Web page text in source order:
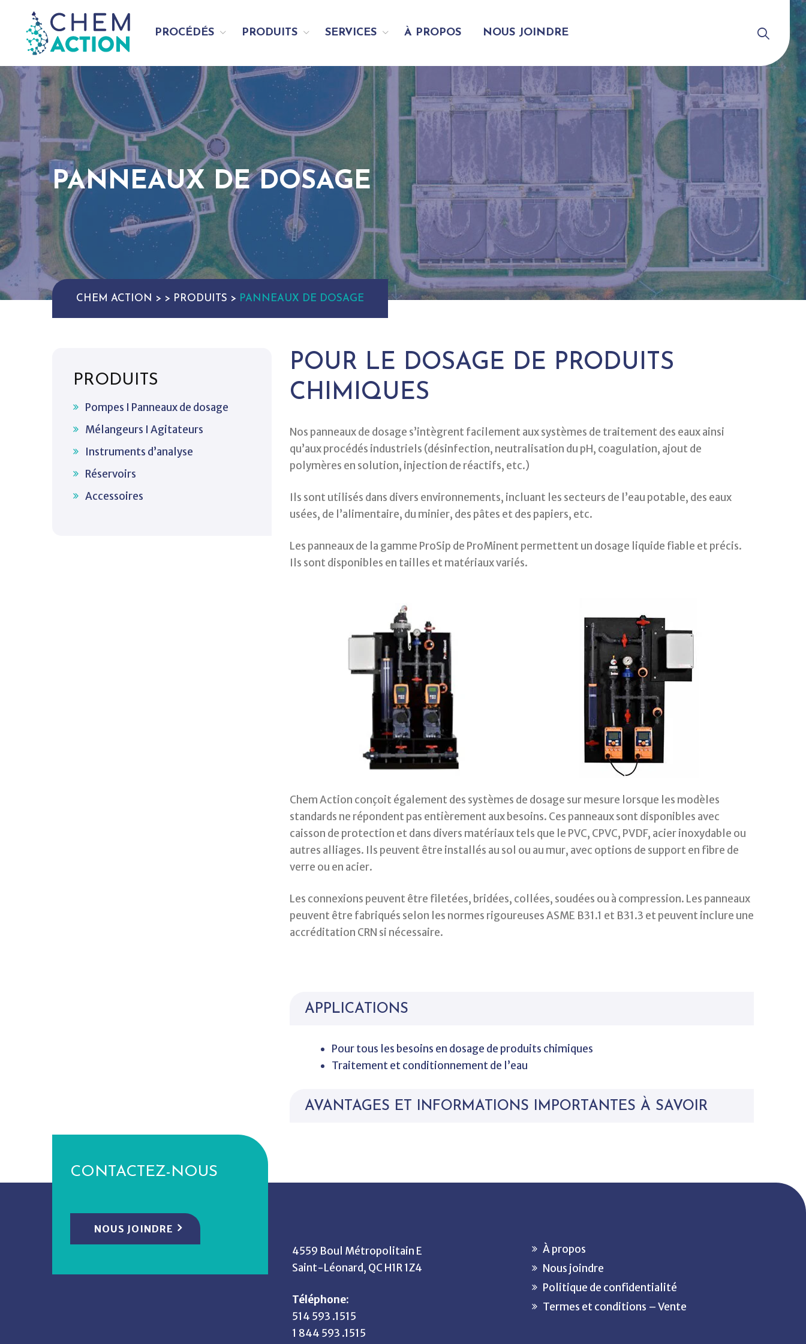
PROCÉDÉS PRODUITS SERVICES À PROPOS NOUS JOINDRE
PANNEAUX DE DOSAGE
CHEM ACTION > > PRODUITS > PANNEAUX DE DOSAGE
POUR LE DOSAGE DE PRODUITS
CHIMIQUES
Nos panneaux de dosage s’intègrent facilement aux systèmes de traitement des eaux ainsi
qu’aux procédés industriels (désinfection, neutralisation du pH, coagulation, ajout de
polymères en solution, injection de réactifs, etc.)
Ils sont utilisés dans divers environnements, incluant les secteurs de l’eau potable, des eaux
usées, de l’alimentaire, du minier, des pâtes et des papiers, etc.
Les panneaux de la gamme ProSip de ProMinent permettent un dosage liquide fiable et précis.
Ils sont disponibles en tailles et matériaux variés.
Chem Action conçoit également des systèmes de dosage sur mesure lorsque les modèles
standards ne répondent pas entièrement aux besoins. Ces panneaux sont disponibles avec
caisson de protection et dans divers matériaux tels que le PVC, CPVC, PVDF, acier inoxydable ou
autres alliages. Ils peuvent être installés au sol ou au mur, avec options de support en fibre de
verre ou en acier.
Les connexions peuvent être filetées, bridées, collées, soudées ou à compression. Les panneaux
peuvent être fabriqués selon les normes rigoureuses ASME B31.1 et B31.3 et peuvent inclure une
accréditation CRN si nécessaire.
APPLICATIONS
Pour tous les besoins en dosage de produits chimiques
Traitement et conditionnement de l’eau
AVANTAGES ET INFORMATIONS IMPORTANTES À SAVOIR
PRODUITS
Pompes I Panneaux de dosage
Mélangeurs I Agitateurs
Instruments d’analyse
Réservoirs
Accessoires
CONTACTEZ-NOUS
NOUS JOINDRE
4559 Boul Métropolitain E
Saint-Léonard, QC H1R 1Z4
Téléphone:
514 593 .1515
1 844 593 .1515
À propos
Nous joindre
Politique de confidentialité
Termes et conditions – Vente